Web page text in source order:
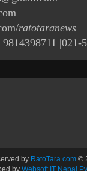
ratotaranews
|021-
by RatoTara.com ©
by Websoft IT Nepal